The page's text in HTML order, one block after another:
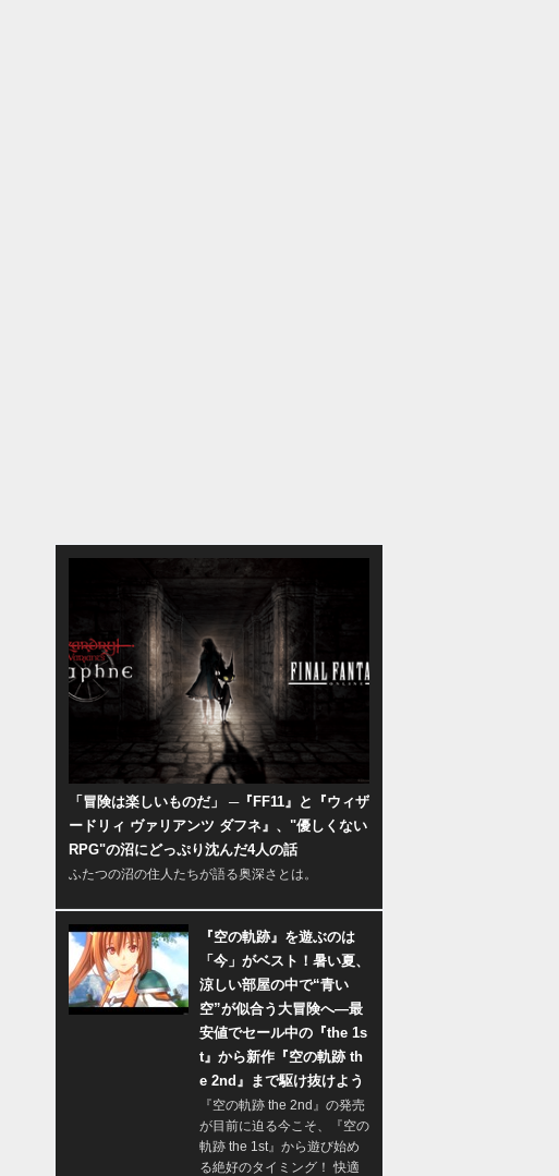
「冒険は楽しいものだ」 ─『FF11』と『ウィザ
ードリィ ヴァリアンツ ダフネ』、"優しくない
RPG"の沼にどっぷり沈んだ4人の話
ふたつの沼の住人たちが語る奥深さとは。
『空の軌跡』を遊ぶのは
「今」がベスト！暑い夏、
涼しい部屋の中で“青い
空”が似合う大冒険へ―最
安値でセール中の『the 1s
t』から新作『空の軌跡 th
e 2nd』まで駆け抜けよう
『空の軌跡 the 2nd』の発売
が目前に迫る今こそ、『空の
軌跡 the 1st』から遊び始め
る絶好のタイミング！ 快適